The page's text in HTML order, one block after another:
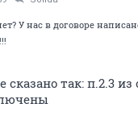
У нас в договоре
сказано так: п.2.3